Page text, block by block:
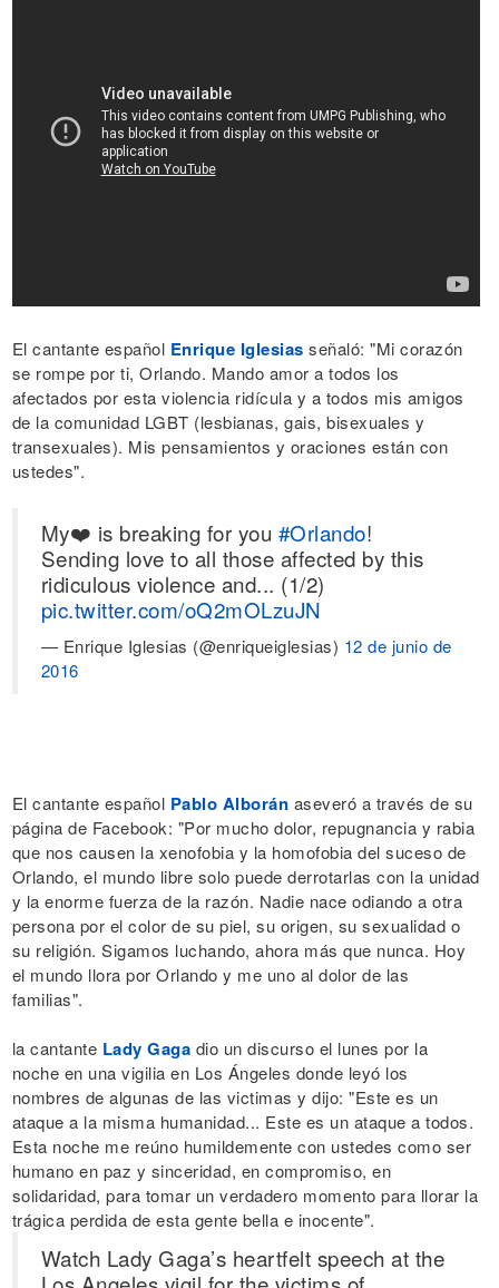
El cantante español Enrique Iglesias señaló: "Mi corazón
se rompe por ti, Orlando. Mando amor a todos los
afectados por esta violencia ridícula y a todos mis amigos
de la comunidad LGBT (lesbianas, gais, bisexuales y
transexuales). Mis pensamientos y oraciones están con
ustedes".
My❤️ is breaking for you #Orlando!
Sending love to all those affected by this
ridiculous violence and... (1/2)
pic.twitter.com/oQ2mOLzuJN
— Enrique Iglesias (@enriqueiglesias) 12 de junio de
2016
El cantante español Pablo Alborán aseveró a través de su
página de Facebook: "Por mucho dolor, repugnancia y rabia
que nos causen la xenofobia y la homofobia del suceso de
Orlando, el mundo libre solo puede derrotarlas con la unidad
y la enorme fuerza de la razón. Nadie nace odiando a otra
persona por el color de su piel, su origen, su sexualidad o
su religión. Sigamos luchando, ahora más que nunca. Hoy
el mundo llora por Orlando y me uno al dolor de las
familias".
la cantante Lady Gaga dio un discurso el lunes por la
noche en una vigilia en Los Ángeles donde leyó los
nombres de algunas de las victimas y dijo: "Este es un
ataque a la misma humanidad... Este es un ataque a todos.
Esta noche me reúno humildemente con ustedes como ser
humano en paz y sinceridad, en compromiso, en
solidaridad, para tomar un verdadero momento para llorar la
trágica perdida de esta gente bella e inocente".
Watch Lady Gaga’s heartfelt speech at the